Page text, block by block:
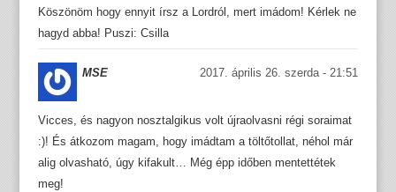
Köszönöm hogy ennyit írsz a Lordról, mert imádom! Kérlek ne
hagyd abba! Puszi: Csilla
MSE 2017. április 26. szerda - 21:51
Vicces, és nagyon nosztalgikus volt újraolvasni régi soraimat
:)! És átkozom magam, hogy imádtam a töltőtollat, néhol már
alig olvasható, úgy kifakult… Még épp időben mentettétek
meg!